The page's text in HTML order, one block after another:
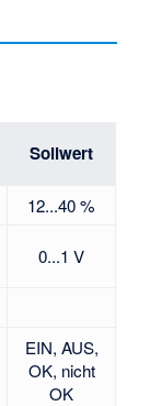
Sollwert
12...40 %
0...1 V
EIN, AUS,
OK, nicht
OK